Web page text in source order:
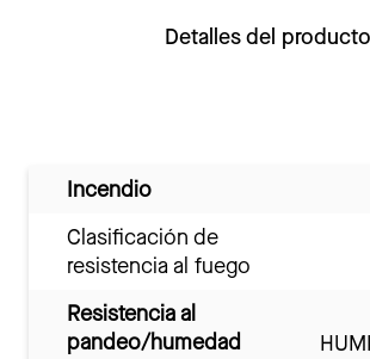
Detalles del producto
Incendio
Clasificación de
resistencia al fuego
Resistencia al
pandeo/humedad